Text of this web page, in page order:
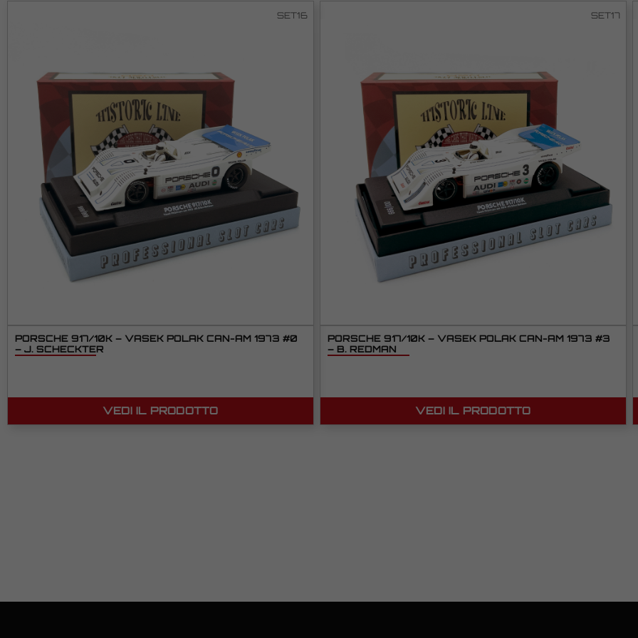
SET16
PORSCHE 917/10K – VASEK POLAK CAN-AM 1973 #0
– J. SCHECKTER
VEDI IL PRODOTTO
SET17
PORSCHE 917/10K – VASEK POLAK CAN-AM 1973 #3
– B. REDMAN
VEDI IL PRODOTTO